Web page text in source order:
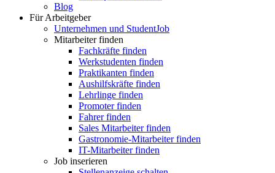
Blog
Für Arbeitgeber
Unternehmen und StudentJob
Mitarbeiter finden
Fachkräfte finden
Werkstudenten finden
Praktikanten finden
Aushilfskräfte finden
Lehrlinge finden
Promoter finden
Fahrer finden
Sales Mitarbeiter finden
Gastronomie-Mitarbeiter finden
IT-Mitarbeiter finden
Job inserieren